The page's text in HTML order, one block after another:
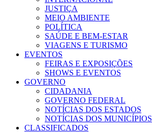
JUSTIÇA
MEIO AMBIENTE
POLÍTICA
SAÚDE E BEM-ESTAR
VIAGENS E TURISMO
EVENTOS
FEIRAS E EXPOSIÇÕES
SHOWS E EVENTOS
GOVERNO
CIDADANIA
GOVERNO FEDERAL
NOTÍCIAS DOS ESTADOS
NOTÍCIAS DOS MUNICÍPIOS
CLASSIFICADOS